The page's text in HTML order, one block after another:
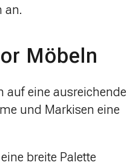
an.
Möbeln
auf eine ausreichende
und Markisen eine
breite Palette